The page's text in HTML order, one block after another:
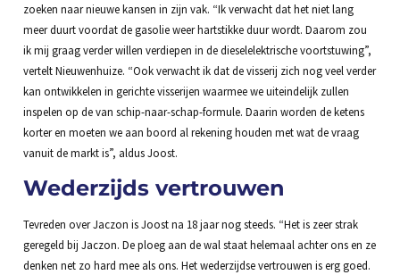
zoeken naar nieuwe kansen in zijn vak. “Ik verwacht dat het niet lang
meer duurt voordat de gasolie weer hartstikke duur wordt. Daarom zou
ik mij graag verder willen verdiepen in de dieselelektrische voortstuwing”,
vertelt Nieuwenhuize. “Ook verwacht ik dat de visserij zich nog veel verder
kan ontwikkelen in gerichte visserijen waarmee we uiteindelijk zullen
inspelen op de van schip-naar-schap-formule. Daarin worden de ketens
korter en moeten we aan boord al rekening houden met wat de vraag
vanuit de markt is”, aldus Joost.
Wederzijds vertrouwen
Tevreden over Jaczon is Joost na 18 jaar nog steeds. “Het is zeer strak
geregeld bij Jaczon. De ploeg aan de wal staat helemaal achter ons en ze
denken net zo hard mee als ons. Het wederzijdse vertrouwen is erg goed.